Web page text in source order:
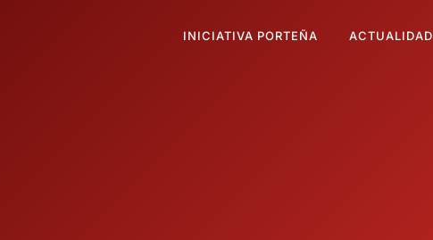
INICIATIVA PORTEÑA ACTUALIDAD